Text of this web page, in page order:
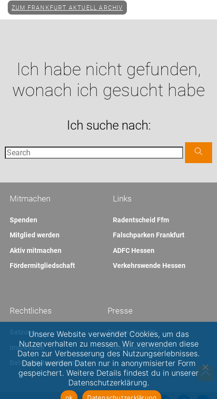
ZUM FRANKFURT AKTUELL ARCHIV
Ich habe nicht gefunden,
wonach ich gesucht habe
Ich suche nach:
Links
Radentscheid Ffm
Falschparken Frankfurt
ADFC Hessen
Verkehrswende Hessen
Mitmachen
Spenden
Mitglied werden
Aktiv mitmachen
Fördermitgliedschaft
Presse
Presse-Kontakt
Pressemitteilungen
Rechtliches
Satzung
Impressum
Datenschutzerklärung
Unsere Website verwendet Cookies, um das
Nutzerverhalten zu messen. Wir verwenden diese
Daten zur Verbesserung des Nutzungserlebnisses.
Dabei werden Daten nur in anonymisierter Form
gespeichert. Weitere Details findest du in unserer
Datenschutzerklärung.
ok Datenschutzerklärung